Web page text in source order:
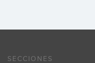
SECCIONES